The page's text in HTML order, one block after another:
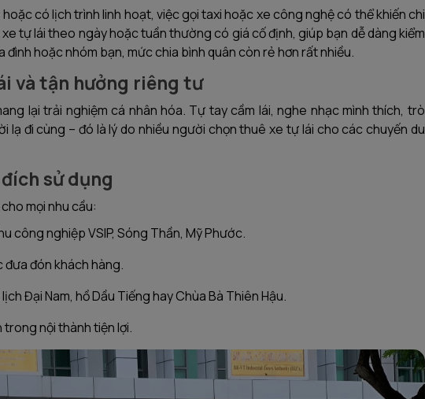
có lịch trình linh hoạt, việc gọi taxi hoặc xe công nghệ có thể khiến chi
tự lái theo ngày hoặc tuần thường có giá cố định, giúp bạn dễ dàng kiểm
hoặc nhóm bạn, mức chia bình quân còn rẻ hơn rất nhiều.
và tận hưởng riêng tư
lại trải nghiệm cá nhân hóa. Tự tay cầm lái, nghe nhạc mình thích, trò
lạ đi cùng – đó là lý do nhiều người chọn thuê xe tự lái cho các chuyến du
sử dụng
mọi nhu cầu:
công nghiệp VSIP, Sóng Thần, Mỹ Phước.
đón khách hàng.
Đại Nam, hồ Dầu Tiếng hay Chùa Bà Thiên Hậu.
nội thành tiện lợi.